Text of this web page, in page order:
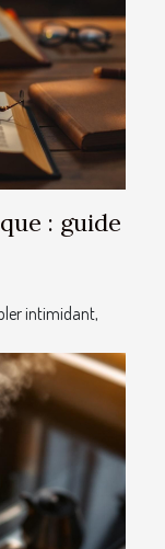
: guide
intimidant,